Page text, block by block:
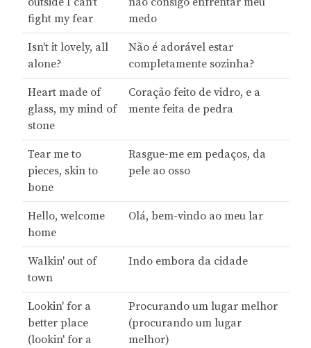
fight my fear
medo
Isn't it lovely, all
alone?
Não é adorável estar
completamente sozinha?
Heart made of
glass, my mind of
stone
Coração feito de vidro, e a
mente feita de pedra
Tear me to
pieces, skin to
bone
Rasgue-me em pedaços, da
pele ao osso
Hello, welcome
home
Olá, bem-vindo ao meu lar
Walkin' out of
town
Indo embora da cidade
Lookin' for a
better place
(lookin' for a
Procurando um lugar melhor
(procurando um lugar
melhor)